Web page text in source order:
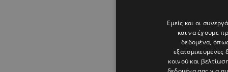
Εμείς και οι
και να έχουμε
δεδομένα,
εξατομικευμένες
κοινού και